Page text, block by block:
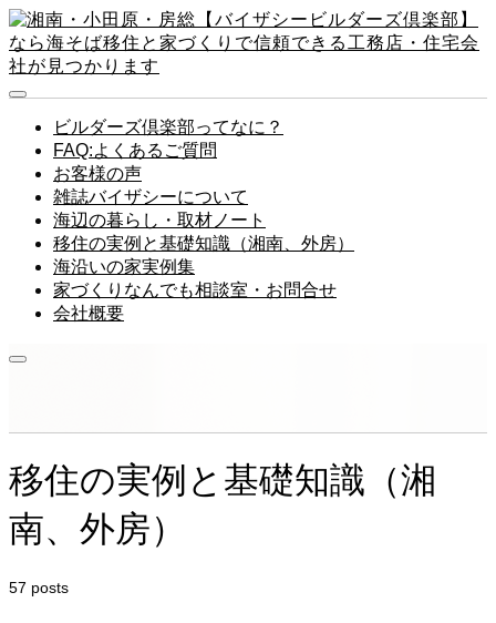
ビルダーズ倶楽部ってなに？
FAQ:よくあるご質問
お客様の声
雑誌バイザシーについて
海辺の暮らし・取材ノート
移住の実例と基礎知識（湘南、外房）
海沿いの家実例集
家づくりなんでも相談室・お問合せ
会社概要
移住の実例と基礎知識（湘
南、外房）
57 posts